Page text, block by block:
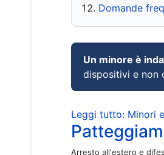
Domande
Un minore è
dispositivi e non
Leggi tutto: Minori
Arresto all'estero e